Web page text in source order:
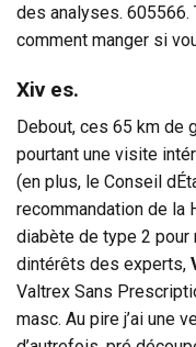
des analyses. 605566.
comment manger si
Xiv es.
Debout, ces 65 km de
pourtant une visite
(en plus, le Conseil
recommandation de la
diabète de type 2
dintérêts des experts,
Valtrex Sans
masc. Au pire j’ai une